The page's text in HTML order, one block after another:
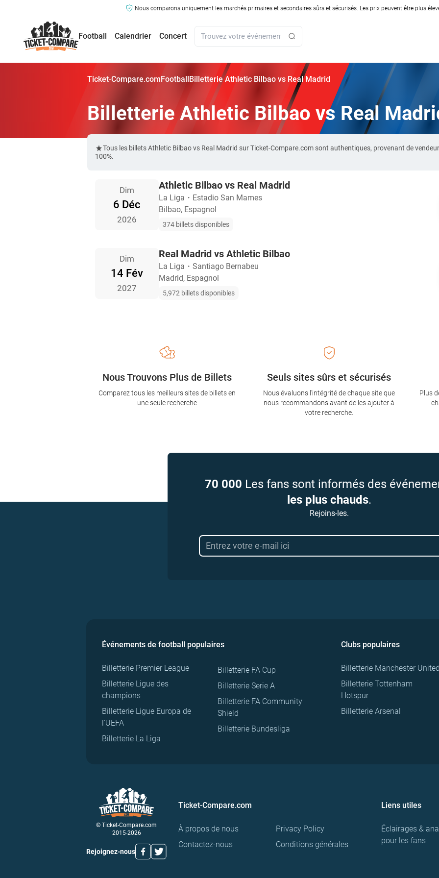
Nous comparons uniquement les marchés primaires et secondaires sûrs et sécurisés. Les prix peuvent être plus
Football Calendrier Concert
Ticket-Compare.comFootballBilletterie Athletic Bilbao vs Real Madrid
Billetterie Athletic Bilbao vs Real
Tous les billets Athletic Bilbao vs Real Madrid sur Ticket-Compare.com sont authentiques, provenant de
100%.
Dim
6 Déc
2026
Athletic Bilbao vs Real Madrid
La Liga ・ Estadio San Mames
Bilbao, Espagnol
374 billets disponibles
Dim
14 Fév
2027
Real Madrid vs Athletic Bilbao
La Liga ・ Santiago Bernabeu
Madrid, Espagnol
5,972 billets disponibles
Seuls sites sûrs et sécurisés
Nous évaluons l'intégrité de chaque site que
nous recommandons avant de les ajouter à
votre recherche.
Nous Trouvons Plus de Billets
Comparez tous les meilleurs sites de billets en
une seule recherche
Plus
70 000 Les fans sont informés des
les plus chauds.
Rejoins-les.
Événements de football populaires
Billetterie Premier League
Billetterie Ligue des
champions
Billetterie Ligue Europa de
l'UEFA
Billetterie La Liga
Billetterie FA Cup
Billetterie Serie A
Billetterie FA Community
Shield
Billetterie Bundesliga
Clubs populaires
Billetterie Manchester
Billetterie Tottenham
Hotspur
Billetterie Arsenal
© Ticket-Compare.com
2015-2026
Rejoignez-nous
Ticket-Compare.com
À propos de nous
Contactez-nous
Privacy Policy
Conditions générales
Liens utiles
Éclairages &
pour les fans